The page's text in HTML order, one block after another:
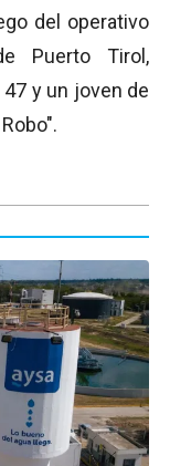
del operativo
Puerto Tirol,
y un joven de